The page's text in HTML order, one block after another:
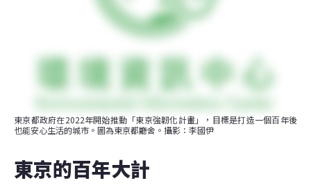
東京都政府在2022年開始推動「東京強韌化計畫」，目標是打造一個百年後
也能安心生活的城市。圖為東京都廳舍。攝影：李國伊
東京的百年大計